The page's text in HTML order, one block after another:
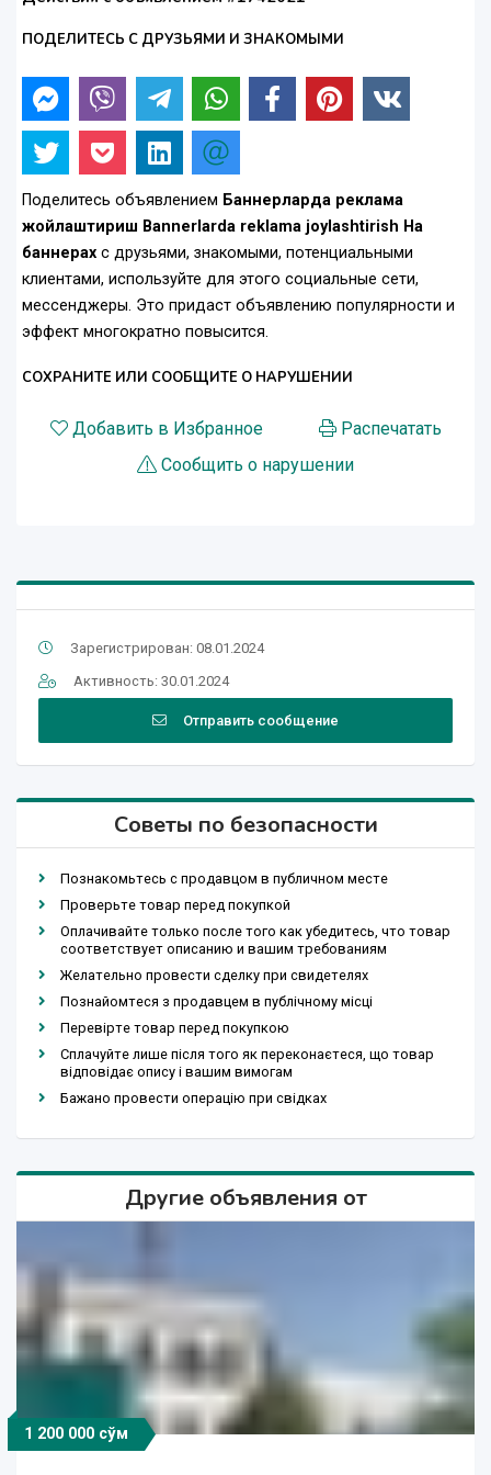
ПОДЕЛИТЕСЬ С ДРУЗЬЯМИ И ЗНАКОМЫМИ
Поделитесь объявлением Баннерларда реклама
жойлаштириш Bannerlarda reklama joylashtirish На
баннерах с друзьями, знакомыми, потенциальными
клиентами, используйте для этого социальные сети,
мессенджеры. Это придаст объявлению популярности и
эффект многократно повысится.
СОХРАНИТЕ ИЛИ СООБЩИТЕ О НАРУШЕНИИ
Добавить в Избранное
Распечатать
Сообщить о нарушении
Зарегистрирован: 08.01.2024
Активность: 30.01.2024
Отправить сообщение
Советы по безопасности
Познакомьтесь с продавцом в публичном месте
Проверьте товар перед покупкой
Оплачивайте только после того как убедитесь, что товар
соответствует описанию и вашим требованиям
Желательно провести сделку при свидетелях
Познайомтеся з продавцем в публічному місці
Перевірте товар перед покупкою
Сплачуйте лише після того як переконаєтеся, що товар
відповідає опису і вашим вимогам
Бажано провести операцію при свідках
Другие объявления от
1 200 000 сўм
1 сўм
50 сўм
1 200 000 сўм 1 сўм